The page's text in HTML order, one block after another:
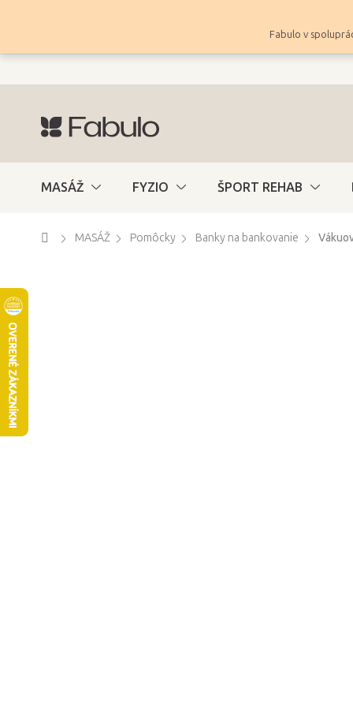
Fabulo v
MASÁŽ FYZIO ŠPORT REHAB
DomovMASÁŽ Pomôcky Banky na bankovanie